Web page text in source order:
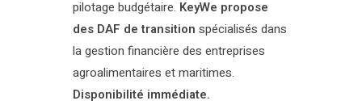
pilotage budgétaire. KeyWe propose
des DAF de transition spécialisés dans
la gestion financière des entreprises
agroalimentaires et maritimes.
Disponibilité immédiate.